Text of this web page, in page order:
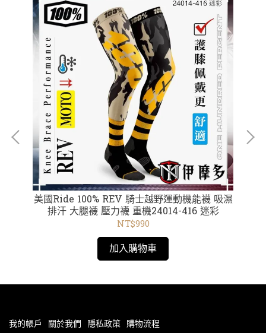
美國Ride 100% REV 騎士越野運動機能襪 吸濕
排汗 大腿襪 壓力襪 重機24014-416 迷彩
NT$990
加入購物車
我的帳戶 關於我們 隱私政策 購物流程